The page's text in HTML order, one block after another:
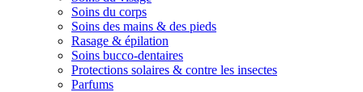
Soins du corps
Soins des mains & des pieds
Rasage & épilation
Soins bucco-dentaires
Protections solaires & contre les insectes
Parfums